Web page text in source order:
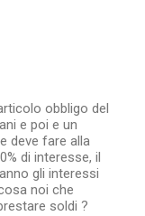
obbligo del
e poi e un
deve fare alla
di interesse, il
gli interessi
noi che
soldi ?